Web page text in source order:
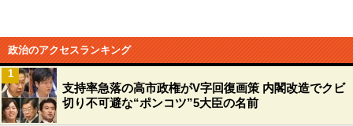
政治のアクセスランキング
支持率急落の高市政権がV字回復画策 内閣改造でクビ
切り不可避な“ポンコツ”5大臣の名前
1